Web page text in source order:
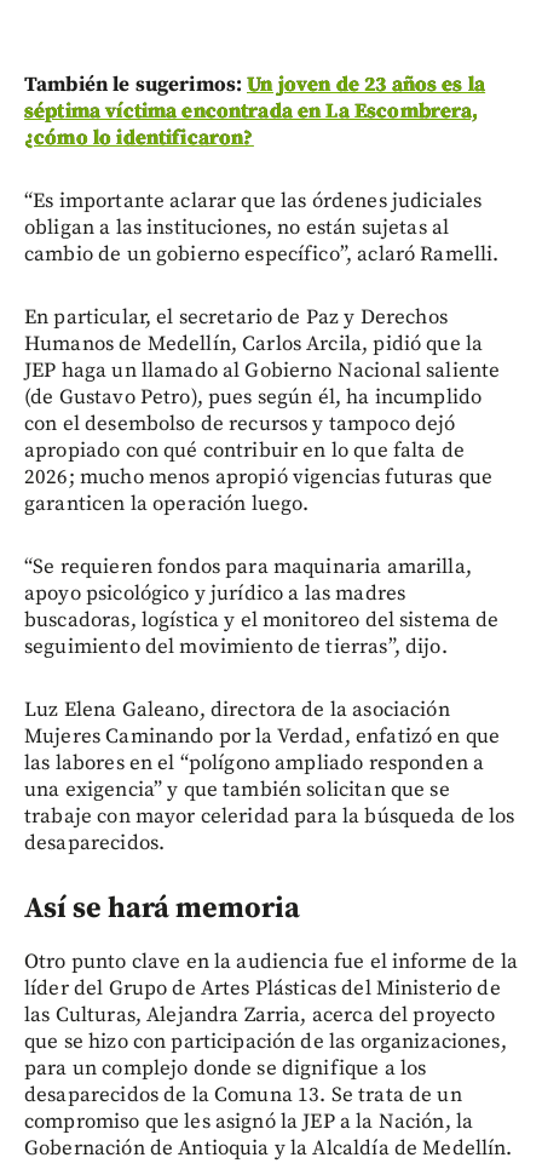
También le sugerimos:Un joven de 23 años es la
séptima víctima encontrada en La Escombrera,
¿cómo lo identificaron?
“Es importante aclarar que las órdenes judiciales
obligan a las instituciones, no están sujetas al
cambio de un gobierno específico”, aclaró Ramelli.
En particular, el secretario de Paz y Derechos
Humanos de Medellín, Carlos Arcila, pidió que la
JEP haga un llamado al Gobierno Nacional saliente
(de Gustavo Petro), pues según él, ha incumplido
con el desembolso de recursos y tampoco dejó
apropiado con qué contribuir en lo que falta de
2026; mucho menos apropió vigencias futuras que
garanticen la operación luego.
“Se requieren fondos para maquinaria amarilla,
apoyo psicológico y jurídico a las madres
buscadoras, logística y el monitoreo del sistema de
seguimiento del movimiento de tierras”, dijo.
Luz Elena Galeano, directora de la asociación
Mujeres Caminando por la Verdad, enfatizó en que
las labores en el “polígono ampliado responden a
una exigencia” y que también solicitan que se
trabaje con mayor celeridad para la búsqueda de los
desaparecidos.
Así se hará memoria
Otro punto clave en la audiencia fue el informe de la
líder del Grupo de Artes Plásticas del Ministerio de
las Culturas, Alejandra Zarria, acerca del proyecto
que se hizo con participación de las organizaciones,
para un complejo donde se dignifique a los
desaparecidos de la Comuna 13. Se trata de un
compromiso que les asignó la JEP a la Nación, la
Gobernación de Antioquia y la Alcaldía de Medellín.